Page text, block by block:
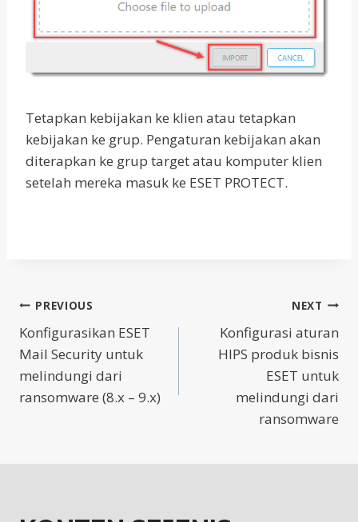
Tetapkan kebijakan ke klien atau tetapkan
kebijakan ke grup. Pengaturan kebijakan akan
diterapkan ke grup target atau komputer klien
setelah mereka masuk ke ESET PROTECT.
Post
navigation
PREVIOUS
Konfigurasikan ESET
Mail Security untuk
melindungi dari
ransomware (8.x – 9.x)
NEXT
Konfigurasi aturan
HIPS produk bisnis
ESET untuk
melindungi dari
ransomware